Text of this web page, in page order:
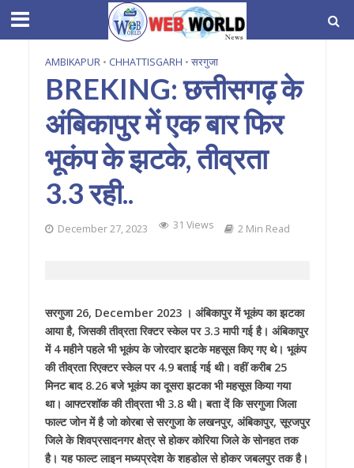
AMBIKAPUR • CHHATTISGARH • सरगुजा
BREKING: छत्तीसगढ़ के
अंबिकापुर में एक बार फिर
भूकंप के झटके, तीव्रता
3.3 रही..
December 27, 2023 31 Views 2 Min Read
सरगुजा 26, December 2023 । अंबिकापुर में भूकंप का झटका
आया है, जिसकी तीव्रता रिक्टर स्केल पर 3.3 मापी गई है। अंबिकापुर
में 4 महीने पहले भी भूकंप के जोरदार झटके महसूस किए गए थे। भूकंप
की तीव्रता रिएक्टर स्केल पर 4.9 बताई गई थी। वहीं करीब 25
मिनट बाद 8.26 बजे भूकंप का दूसरा झटका भी महसूस किया गया
था। आफ्टरशॉक की तीव्रता भी 3.8 थी। बता दें कि सरगुजा जिला
फाल्ट जोन में है जो कोरबा से सरगुजा के लखनपुर, अंबिकापुर, सूरजपुर
जिले के शिवप्रसादनगर क्षेत्र से होकर कोरिया जिले के सोनहत तक
है। यह फाल्ट लाइन मध्यप्रदेश के शहडोल से होकर जबलपुर तक है।